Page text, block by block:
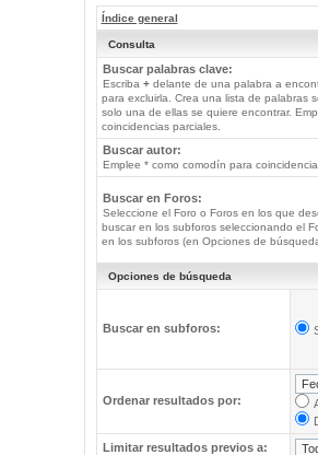
Índice general
Consulta
Buscar palabras clave:
Escriba +delante de una palabra a
para excluirla. Crea una lista de palabras
solo una de ellas se quiere encontrar.
coincidencias parciales.
Buscar autor:
Emplee * como comodín para
Buscar en Foros:
Seleccione el Foro o Foros en los que
buscar en los subforos seleccionando el
en los subforos (en Opciones de
Opciones de búsqueda
Buscar en subforos:
Ordenar resultados por:
Limitar resultados previos a: